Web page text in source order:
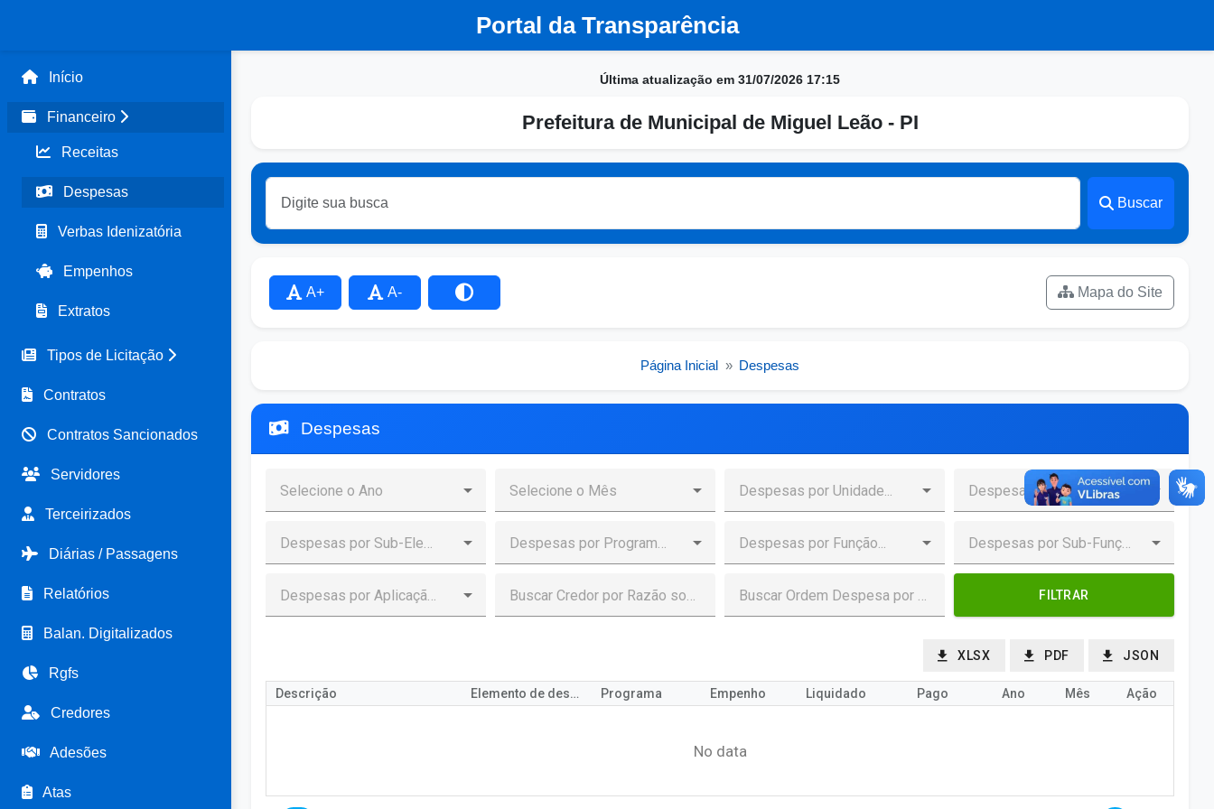
Portal da Transparência
Início
Financeiro
Receitas
Despesas
Verbas Idenizatória
Empenhos
Extratos
Tipos de Licitação
Contratos
Contratos Sancionados
Servidores
Terceirizados
Diárias / Passagens
Relatórios
Balan. Digitalizados
Rgfs
Credores
Adesões
Atas
Última atualização em 31/07/2026 17:15
Prefeitura de Municipal de Miguel Leão - PI
Buscar
A+ A- Mapa do Site
Página Inicial » Despesas
Despesas
FILTRAR
XLSX PDF JSON
Descrição Elemento de despesa Programa Empenho Liquidado Pago Ano Mês Ação
No data